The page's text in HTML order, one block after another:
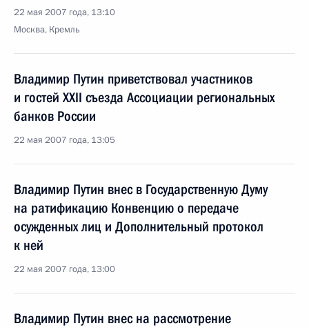
22 мая 2007 года, 13:10
Москва, Кремль
Владимир Путин приветствовал участников
и гостей XXII съезда Ассоциации региональных
банков России
22 мая 2007 года, 13:05
Владимир Путин внес в Государственную Думу
на ратификацию Конвенцию о передаче
осужденных лиц и Дополнительный протокол
к ней
22 мая 2007 года, 13:00
Владимир Путин внес на рассмотрение